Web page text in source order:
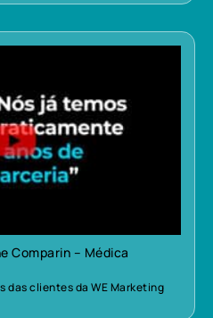
Comparin – Médica
das clientes da WE Marketing